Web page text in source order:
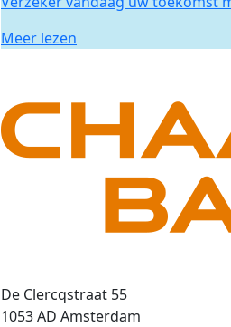
Meer lezen
De Clercqstraat 55
1053 AD Amsterdam